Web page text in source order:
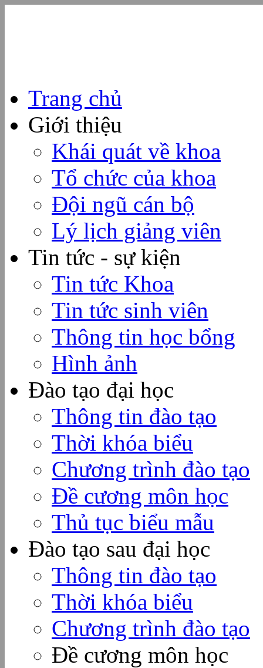
Trang chủ
Giới thiệu
Khái quát về khoa
Tổ chức của khoa
Đội ngũ cán bộ
Lý lịch giảng viên
Tin tức - sự kiện
Tin tức Khoa
Tin tức sinh viên
Thông tin học bổng
Hình ảnh
Đào tạo đại học
Thông tin đào tạo
Thời khóa biểu
Chương trình đào tạo
Đề cương môn học
Thủ tục biểu mẫu
Đào tạo sau đại học
Thông tin đào tạo
Thời khóa biểu
Chương trình đào tạo
Đề cương môn học